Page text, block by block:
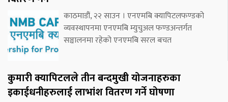
काठमाडौं, २२ साउन । एनएमबि क्यापिटलफण्डको
व्यवस्थापनमा एनएमबि म्युचुअल फण्डअन्तर्गत
सञ्चालनमा रहेको एनएमबि सरल बचत
कुमारी क्यापिटलले तीन बन्दमुखी योजनाहरुका
इकाईधनीहरुलाई लाभांश वितरण गर्ने घोषणा